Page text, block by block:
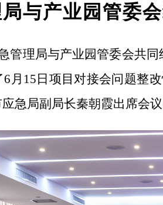
与产业园管委
管理局与产业园管委会共同
6月15日项目对接会问题整
急局副 局长秦朝霞出席会议